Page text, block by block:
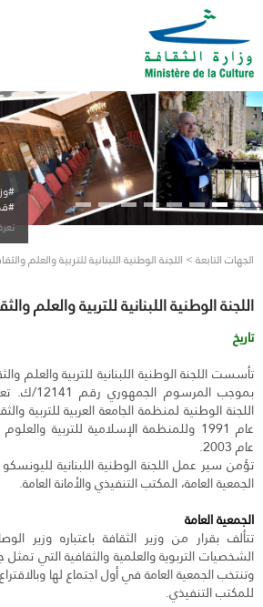
الجهات التابعة > اللجنة الوطنية اللبنانية للتربية والعلم
اللجنة الوطنية اللبنانية للتربية والعلم
تاريخ
بموجب
اللجنة الوطنية لمنظمة الجامعة العربية للتربية
عام 1991 وللمنظمة الإسلامية للتربية
عام 2003.
تؤمن سير عمل اللجنة الوطنية اللبنانية
الجمعية العامة، المكتب التنفيذي والأمانة العامة.
الجمعية العامة
تتألف بقرار من وزير الثقافة باعتباره وزير الو
الشخصيات التربوية والعلمية والثقافية التي
وتنتخب الجمعية العامة في أول اجتماع لها
للمكتب التنفيذي.